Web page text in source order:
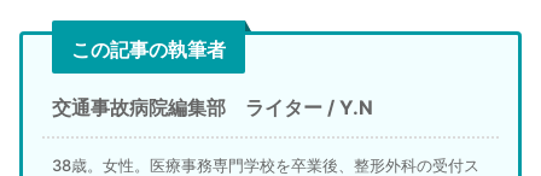
この記事の執筆者
交通事故病院編集部 ライター / Y.N
38歳。女性。医療事務専門学校を卒業後、整形外科の受付ス